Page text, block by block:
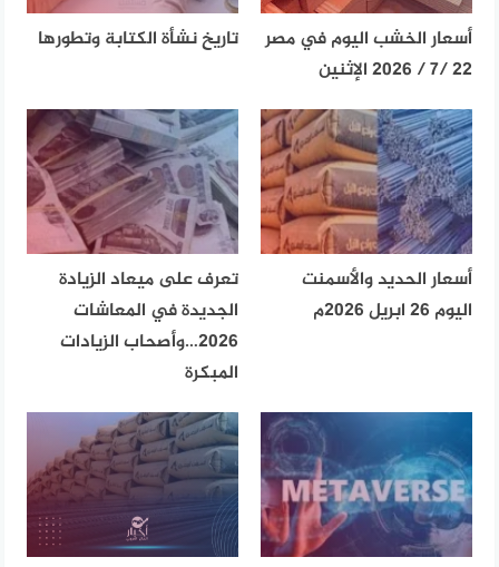
أسعار الخشب اليوم في مصر
22 /7 / 2026 الإثنين
تاريخ نشأة الكتابة وتطورها
أسعار الحديد والأسمنت
اليوم 26 ابريل 2026م
تعرف على ميعاد الزيادة
الجديدة في المعاشات
2026…وأصحاب الزيادات
المبكرة